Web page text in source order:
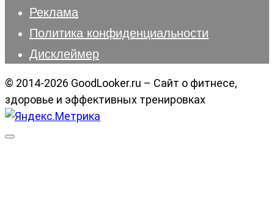
Реклама
Политика конфиденциальности
Дисклеймер
© 2014-2026 GoodLooker.ru – Сайт о фитнесе,
здоровье и эффективных тренировках